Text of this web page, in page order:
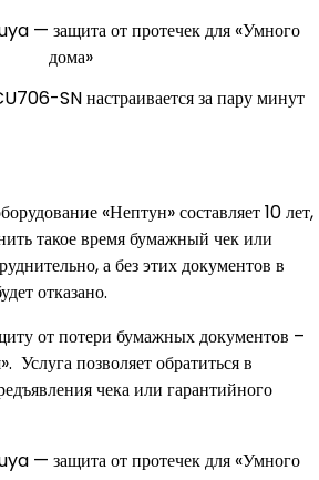
SN настраивается за пару минут
«Нептун» составляет 10 лет,
такое время бумажный чек или
а без этих документов в
отказано.
от потери бумажных документов –
Услуга позволяет обратиться в
чека или гарантийного